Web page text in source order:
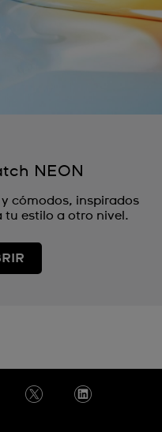
NEON
cómodos, inspirados
tu estilo a otro nivel.